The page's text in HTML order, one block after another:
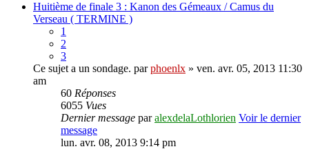
Huitième de finale 3 : Kanon des Gémeaux / Camus du
Verseau ( TERMINE )
1
2
3
Ce sujet a un sondage. parphoenlx » ven. avr. 05, 2013 11:30
am
60 Réponses
6055 Vues
Dernier message paralexdelaLothlorien Voir le dernier
message
lun. avr. 08, 2013 9:14 pm